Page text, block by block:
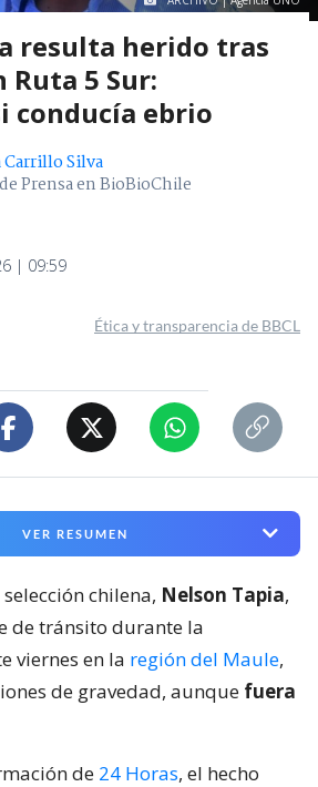
resulta herido tras
Ruta 5 Sur:
conducía ebrio
Silva
Prensa en BioBioChile
| 09:59
Ética y transparencia de BBCL
VER RESUMEN
chilena, Nelson Tapia,
de tránsito durante la
viernes en la región del Maule,
de gravedad, aunque fuera
de 24 Horas, el hecho